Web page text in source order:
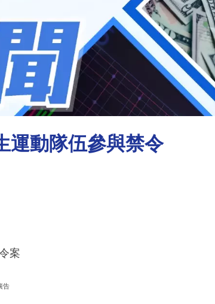
運動隊伍參與禁令
案
告